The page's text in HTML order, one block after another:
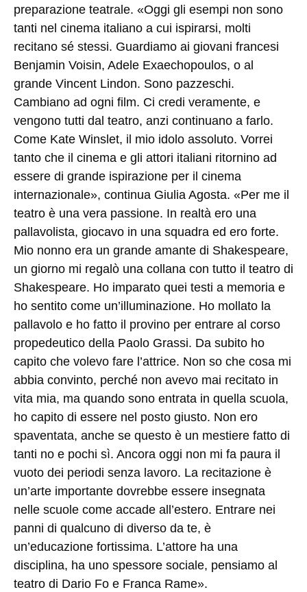
preparazione teatrale. «Oggi gli esempi non sono
tanti nel cinema italiano a cui ispirarsi, molti
recitano sé stessi. Guardiamo ai giovani francesi
Benjamin Voisin, Adele Exaechopoulos, o al
grande Vincent Lindon. Sono pazzeschi.
Cambiano ad ogni film. Ci credi veramente, e
vengono tutti dal teatro, anzi continuano a farlo.
Come Kate Winslet, il mio idolo assoluto. Vorrei
tanto che il cinema e gli attori italiani ritornino ad
essere di grande ispirazione per il cinema
internazionale», continua Giulia Agosta. «Per me il
teatro è una vera passione. In realtà ero una
pallavolista, giocavo in una squadra ed ero forte.
Mio nonno era un grande amante di Shakespeare,
un giorno mi regalò una collana con tutto il teatro di
Shakespeare. Ho imparato quei testi a memoria e
ho sentito come un’illuminazione. Ho mollato la
pallavolo e ho fatto il provino per entrare al corso
propedeutico della Paolo Grassi. Da subito ho
capito che volevo fare l’attrice. Non so che cosa mi
abbia convinto, perché non avevo mai recitato in
vita mia, ma quando sono entrata in quella scuola,
ho capito di essere nel posto giusto. Non ero
spaventata, anche se questo è un mestiere fatto di
tanti no e pochi sì. Ancora oggi non mi fa paura il
vuoto dei periodi senza lavoro. La recitazione è
un’arte importante dovrebbe essere insegnata
nelle scuole come accade all’estero. Entrare nei
panni di qualcuno di diverso da te, è
un’educazione fortissima. L’attore ha una
disciplina, ha uno spessore sociale, pensiamo al
teatro di Dario Fo e Franca Rame».